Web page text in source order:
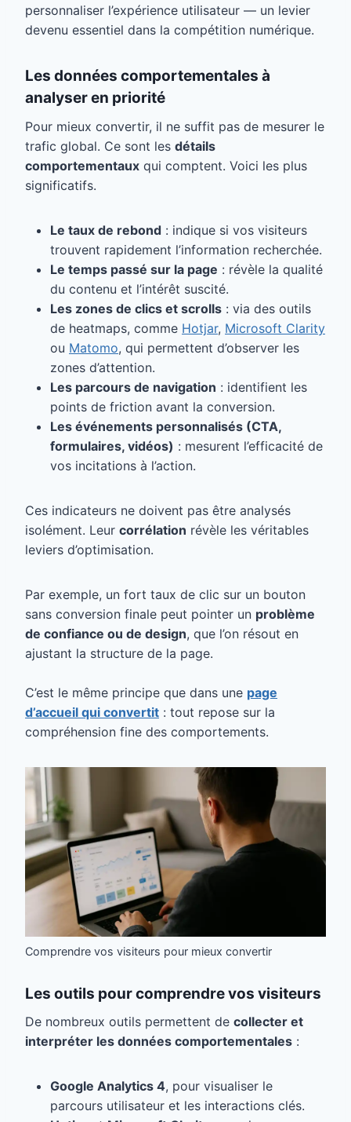
personnaliser l’expérience utilisateur — un levier
devenu essentiel dans la compétition numérique.
Les données comportementales à
analyser en priorité
Pour mieux convertir, il ne suffit pas de mesurer le
trafic global. Ce sont les détails
comportementaux qui comptent. Voici les plus
significatifs.
Le taux de rebond : indique si vos visiteurs
trouvent rapidement l’information recherchée.
Le temps passé sur la page : révèle la qualité
du contenu et l’intérêt suscité.
Les zones de clics et scrolls : via des outils
de heatmaps, comme Hotjar, Microsoft Clarity
ou Matomo, qui permettent d’observer les
zones d’attention.
Les parcours de navigation : identifient les
points de friction avant la conversion.
Les événements personnalisés (CTA,
formulaires, vidéos) : mesurent l’efficacité de
vos incitations à l’action.
Ces indicateurs ne doivent pas être analysés
isolément. Leur corrélation révèle les véritables
leviers d’optimisation.
Par exemple, un fort taux de clic sur un bouton
sans conversion finale peut pointer un problème
de confiance ou de design, que l’on résout en
ajustant la structure de la page.
C’est le même principe que dans une page
d’accueil qui convertit : tout repose sur la
compréhension fine des comportements.
Comprendre vos visiteurs pour mieux convertir
Les outils pour comprendre vos visiteurs
De nombreux outils permettent de collecter et
interpréter les données comportementales :
Google Analytics 4, pour visualiser le
parcours utilisateur et les interactions clés.